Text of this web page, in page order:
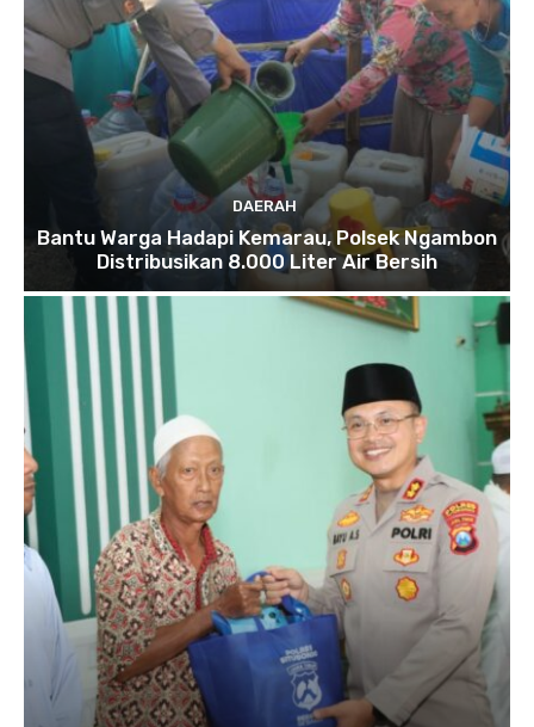
DAERAH
Bantu Warga Hadapi Kemarau, Polsek Ngambon
Distribusikan 8.000 Liter Air Bersih